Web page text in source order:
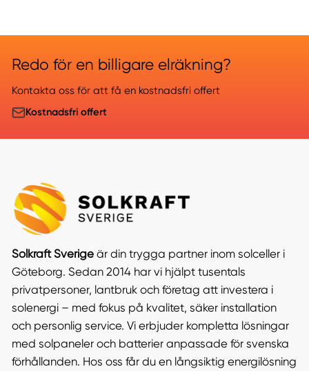
Redo för en billigare elräkning?
Kontakta oss för att få en kostnadsfri offert
Kostnadsfri offert
Solkraft Sverigeär din trygga partner inom solceller i
Göteborg. Sedan 2014 har vi hjälpt tusentals
privatpersoner, lantbruk och företag att investera i
solenergi – med fokus på kvalitet, säker installation
och personlig service. Vi erbjuder kompletta lösningar
med solpaneler och batterier anpassade för svenska
förhållanden. Hos oss får du en långsiktig energilösning